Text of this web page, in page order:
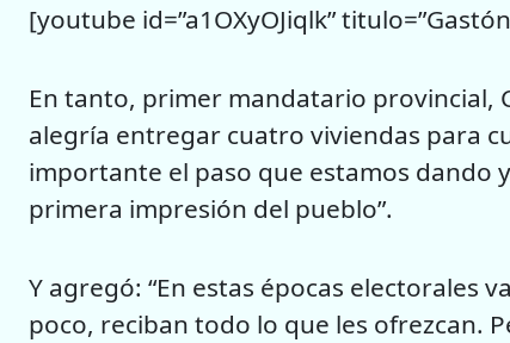
[youtube id=”a1OXyOJiqlk”
En tanto, primer mandatario provincial,
alegría entregar cuatro viviendas para
importante el paso que estamos dando
primera impresión del pueblo”.
Y agregó: “En estas épocas electorales
poco, reciban todo lo que les ofrezcan.